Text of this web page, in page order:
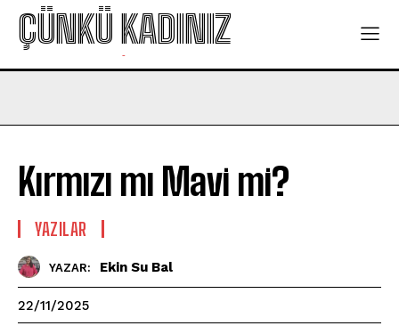
ÇÜNKÜ KADINIZ
-
Kırmızı mı Mavi mi?
YAZILAR
YAZAR: Ekin Su Bal
22/11/2025